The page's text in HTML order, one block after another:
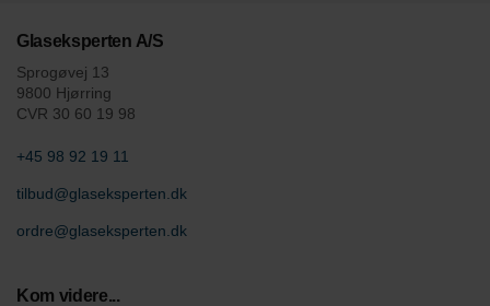
Glaseksperten A/S
Sprogøvej 13
9800 Hjørring
CVR 30 60 19 98
+45 98 92 19 11
tilbud@glaseksperten.dk
ordre@glaseksperten.dk
Kom videre...